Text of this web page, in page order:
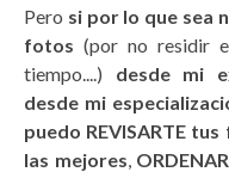
Pero si por lo que sea
fotos (por no residir
tiempo....) desde mi
desde mi
puedo REVISARTE
las mejores